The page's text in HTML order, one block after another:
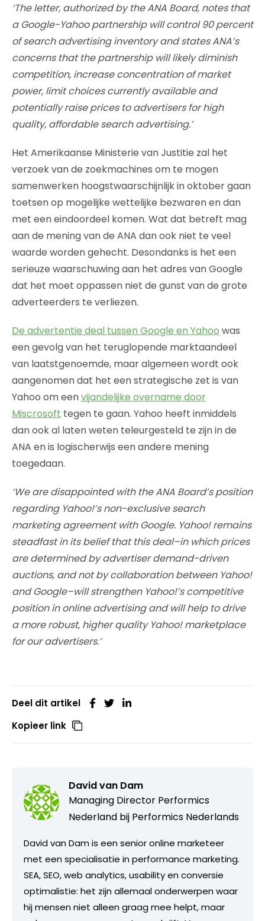
‘The letter, authorized by the ANA Board, notes that
a Google-Yahoo partnership will control 90 percent
of search advertising inventory and states ANA’s
concerns that the partnership will likely diminish
competition, increase concentration of market
power, limit choices currently available and
potentially raise prices to advertisers for high
quality, affordable search advertising.’
Het Amerikaanse Ministerie van Justitie zal het
verzoek van de zoekmachines om te mogen
samenwerken hoogstwaarschijnlijk in oktober gaan
toetsen op mogelijke wettelijke bezwaren en dan
met een eindoordeel komen. Wat dat betreft mag
aan de mening van de ANA dan ook niet te veel
waarde worden gehecht. Desondanks is het een
serieuze waarschuwing aan het adres van Google
dat het moet oppassen niet de gunst van de grote
adverteerders te verliezen.
De advertentie deal tussen Google en Yahoo was
een gevolg van het teruglopende marktaandeel
van laatstgenoemde, maar algemeen wordt ook
aangenomen dat het een strategische zet is van
Yahoo om eenvijandelijke overname door
Miscrosoft tegen te gaan. Yahoo heeft inmiddels
dan ook al laten weten teleurgesteld te zijn in de
ANA en is logischerwijs een andere mening
toegedaan.
‘We are disappointed with the ANA Board’s position
regarding Yahoo!’s non-exclusive search
marketing agreement with Google. Yahoo! remains
steadfast in its belief that this deal–in which prices
are determined by advertiser demand-driven
auctions, and not by collaboration between Yahoo!
and Google–will strengthen Yahoo!’s competitive
position in online advertising and will help to drive
a more robust, higher quality Yahoo! marketplace
for our advertisers.’
Deel dit artikel
Kopieer link
David van Dam
Managing Director Performics
Nederland bij Performics Nederlands
David van Dam is een senior online marketeer
met een specialisatie in performance marketing.
SEA, SEO, web analytics, usability en conversie
optimalistie: het zijn allemaal onderwerpen waar
hij mensen niet alleen graag mee helpt, maar